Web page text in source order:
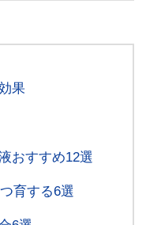
スすることが得意。
果
おすすめ12選
育する6選